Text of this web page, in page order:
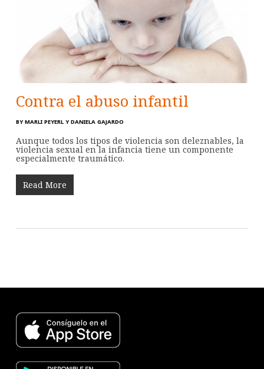
Contra el abuso infantil
BY MARLI PEYERL Y DANIELA GAJARDO
Aunque todos los tipos de violencia son deleznables, la
violencia sexual en la infancia tiene un componente
especialmente traumático.
Read More